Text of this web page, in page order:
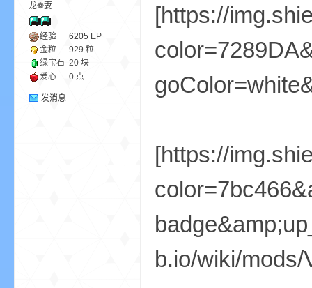
龙❁妻
经验 6205 EP
金粒
929 粒
绿宝石 20 块
爱心
0 点
发消息
[https://
[https://
b.io/wiki/mods/